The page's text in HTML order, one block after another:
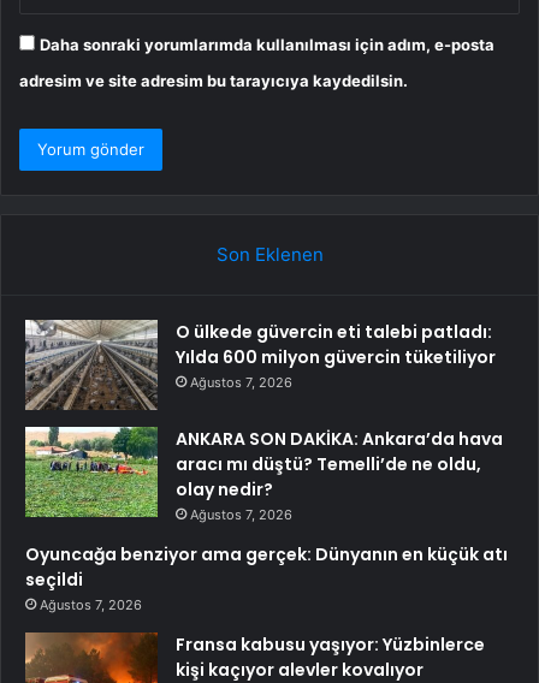
Daha sonraki yorumlarımda kullanılması için adım, e-posta
adresim ve site adresim bu tarayıcıya kaydedilsin.
Son Eklenen
O ülkede güvercin eti talebi patladı:
Yılda 600 milyon güvercin tüketiliyor
Ağustos 7, 2026
ANKARA SON DAKİKA: Ankara’da hava
aracı mı düştü? Temelli’de ne oldu,
olay nedir?
Ağustos 7, 2026
Oyuncağa benziyor ama gerçek: Dünyanın en küçük atı
seçildi
Ağustos 7, 2026
Fransa kabusu yaşıyor: Yüzbinlerce
kişi kaçıyor alevler kovalıyor